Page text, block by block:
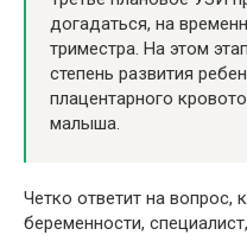
догадаться, на
триместра. На этом
степень развития
плацентарного
малыша.
Четко ответит на вопрос,
беременности,